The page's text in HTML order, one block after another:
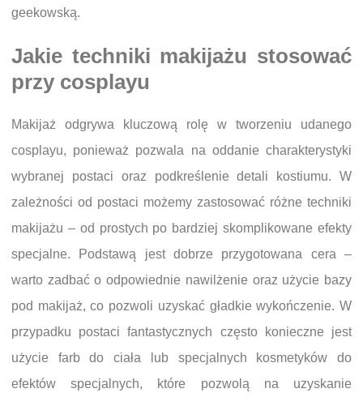
geekowską.
Jakie techniki makijażu stosować
przy cosplayu
Makijaż odgrywa kluczową rolę w tworzeniu udanego
cosplayu, ponieważ pozwala na oddanie charakterystyki
wybranej postaci oraz podkreślenie detali kostiumu. W
zależności od postaci możemy zastosować różne techniki
makijażu – od prostych po bardziej skomplikowane efekty
specjalne. Podstawą jest dobrze przygotowana cera –
warto zadbać o odpowiednie nawilżenie oraz użycie bazy
pod makijaż, co pozwoli uzyskać gładkie wykończenie. W
przypadku postaci fantastycznych często konieczne jest
użycie farb do ciała lub specjalnych kosmetyków do
efektów specjalnych, które pozwolą na uzyskanie